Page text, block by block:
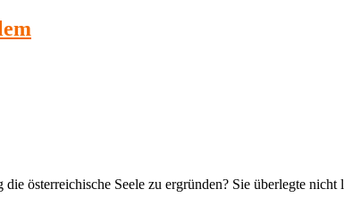
österreichische Seele zu ergründen? Sie überlegte